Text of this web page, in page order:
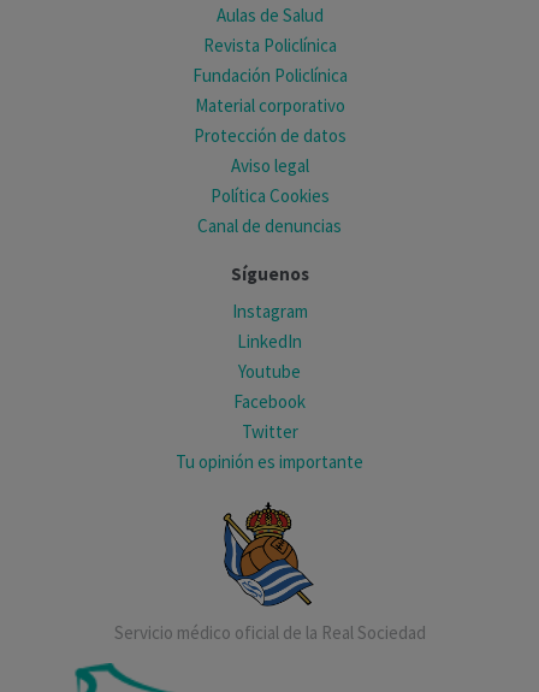
Aulas de Salud
Revista Policlínica
Fundación Policlínica
Material corporativo
Protección de datos
Aviso legal
Política Cookies
Canal de denuncias
Síguenos
Instagram
LinkedIn
Youtube
Facebook
Twitter
Tu opinión es importante
Servicio médico oficial de la Real Sociedad